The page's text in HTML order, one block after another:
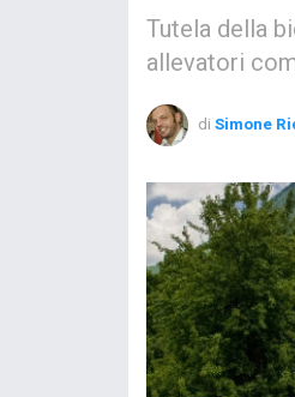
Tutela della
allevatori
di Simone